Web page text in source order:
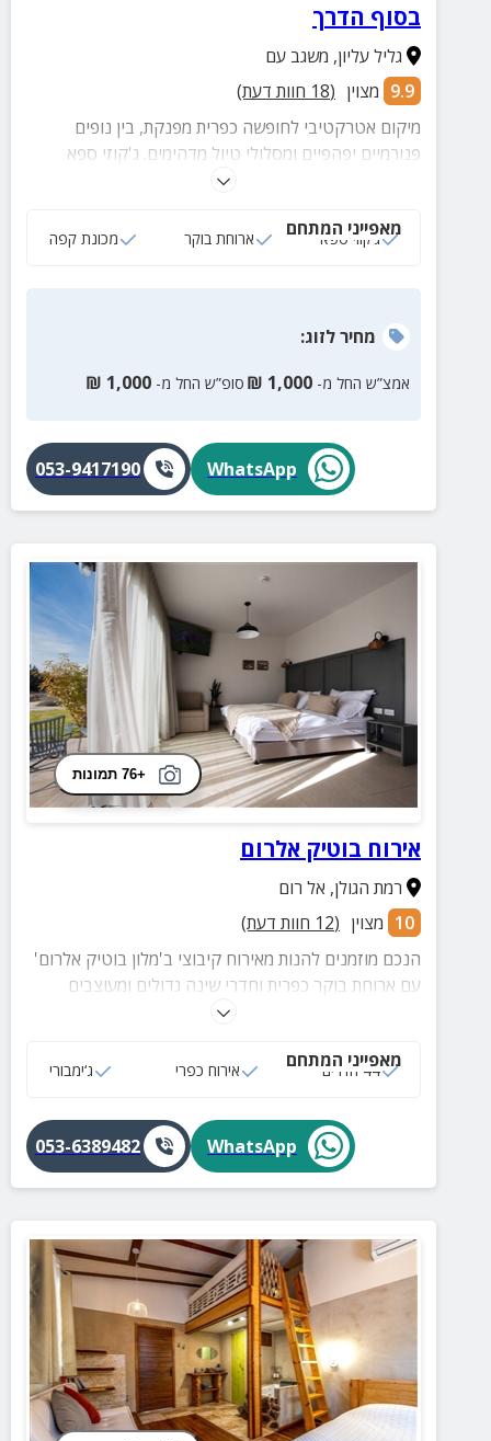
בסוף הדרך
גליל עליון, משגב עם
9.9 מצוין (
18 חוות דעת)
מיקום אטרקטיבי לחופשה כפרית מפנקת, בין נופים
פנורמיים יפהפיים ומסלולי טיול מדהימים. ג'קוזי ספא
פרטי, מכונת קפה, ארוחות בוקר עשירות ועוד!
מאפייני המתחם
ג‘קוזי ספא ארוחת בוקר מכונת קפה
מחירלזוג:
אמצ”ש החל מ- 1,000
₪ סופ”ש החל מ- 1,000
₪
WhatsApp
053-9417190
+76 תמונות
אירוח בוטיק אלרום
רמת הגולן, אל רום
10 מצוין (
12 חוות דעת)
הנכם מוזמנים להנות מאירוח קיבוצי ב'מלון בוטיק אלרום'
עם ארוחת בוקר כפרית וחדרי שינה גדולים ומעוצבים
הכוללים חדר רחצה מאובזר, טלוויזיה בכבלים ועוד שלל
מאפייני המתחם
44 חדרים אירוח כפרי ג‘ימבורי
WhatsApp
053-6389482